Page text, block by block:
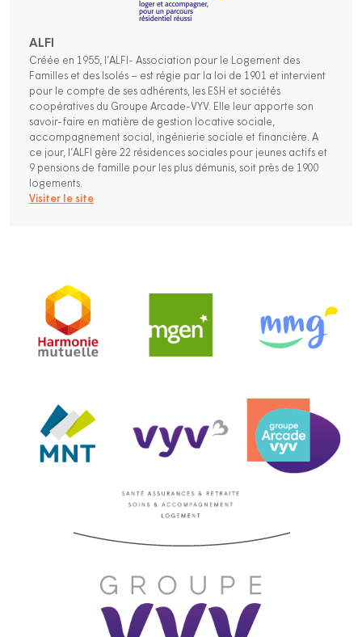
ALFI
Créée en 1955, l’ALFI- Association pour le Logement des
Familles et des Isolés – est régie par la loi de 1901 et intervient
pour le compte de ses adhérents, les ESH et sociétés
coopératives du Groupe Arcade-VYV. Elle leur apporte son
savoir-faire en matière de gestion locative sociale,
accompagnement social, ingénierie sociale et financière. A
ce jour, l’ALFI gère 22 résidences sociales pour jeunes actifs et
9 pensions de famille pour les plus démunis, soit près de 1900
logements.
Visiter le site